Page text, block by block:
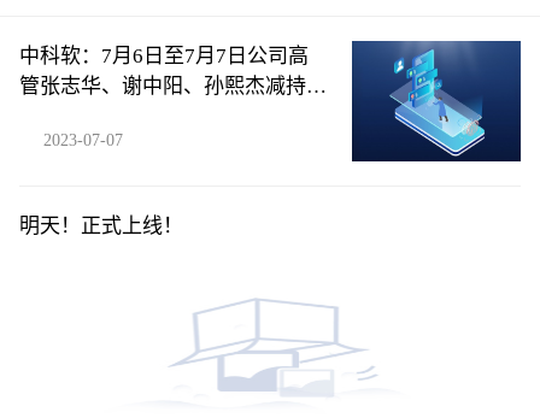
中科软：7月6日至7月7日公司高
管张志华、谢中阳、孙熙杰减持公
2023-07-07
明天！正式上线！